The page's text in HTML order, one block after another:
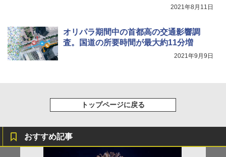
ァキア 2026～2027 地球の歩き方A ヨーロッ
￥2,277
[キャンパーズコレクション 山善] 傘みたいに
広げるだけ パッとサッとテント キューブワ
￥-
熊撃退スプレー 熊よけスプレー 熊スプレー
【日本企業販売】超強力クマ対策スプレー 30
0ml（連続噴射30秒）110ml（連続噴射15
秒）射程5～10m 安全ロック搭載 携帯収納袋
付き ヒグマ・イノシシ対策 自治体・教育機
￥3,680
2021年8月11日
オリパラ期間中の首都高の交通影響調
査。国道の所要時間が最大約11分増
2021年9月9日
トップページに戻る
おすすめ記事